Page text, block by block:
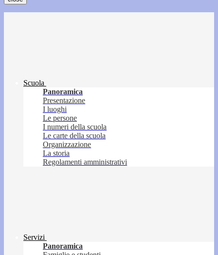
Scuola
Panoramica
Presentazione
I luoghi
Le persone
I numeri della scuola
Le carte della scuola
Organizzazione
La storia
Regolamenti amministrativi
Servizi
Panoramica